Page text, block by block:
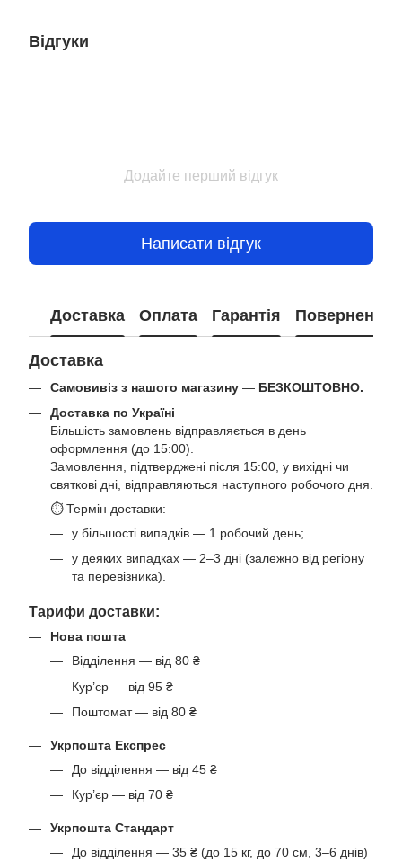
Відгуки
Додайте перший відгук
Написати відгук
Доставка Оплата Гарантія Повернення
Доставка
Самовивіз з нашого магазину — БЕЗКОШТОВНО.
Доставка по Україні
Більшість замовлень відправляється в день
оформлення (до 15:00).
Замовлення, підтверджені після 15:00, у вихідні чи
святкові дні, відправляються наступного робочого дня.
⏱ Термін доставки:
у більшості випадків — 1 робочий день;
у деяких випадках — 2–3 дні (залежно від регіону
та перевізника).
Тарифи доставки:
Нова пошта
Відділення — від 80 ₴
Кур’єр — від 95 ₴
Поштомат — від 80 ₴
Укрпошта Експрес
До відділення — від 45 ₴
Кур’єр — від 70 ₴
Укрпошта Стандарт
До відділення — 35 ₴ (до 15 кг, до 70 см, 3–6 днів)